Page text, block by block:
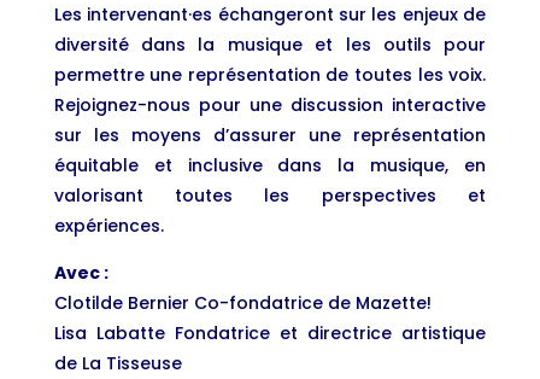
Les intervenant·es échangeront sur les enjeux de
diversité dans la musique et les outils pour
permettre une représentation de toutes les voix.
Rejoignez-nous pour une discussion interactive
sur les moyens d’assurer une représentation
équitable et inclusive dans la musique, en
valorisant toutes les perspectives et
expériences.
Avec :
Clotilde Bernier Co-fondatrice de Mazette!
Lisa Labatte Fondatrice et directrice artistique
de La Tisseuse